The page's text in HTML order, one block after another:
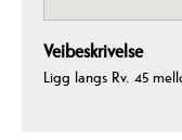
Veibeskrivelse
Ligg langs Rv. 45